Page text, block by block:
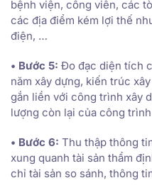
bệnh viện, công viên, các
các địa điểm kém lợi thế
điện, …
• Bước 5: Đo đạc diện tích
năm xây dựng, kiến trúc
gắn liền với công trình xây
lượng còn lại của công
• Bước 6: Thu thập thông
xung quanh tài sản thẩm
chỉ tài sản so sánh, thông